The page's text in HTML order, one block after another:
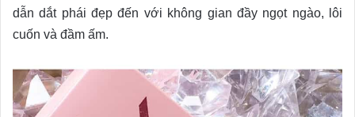
dẫn dắt phái đẹp đến với không gian đầy ngọt ngào, lôi
cuốn và đầm ấm.